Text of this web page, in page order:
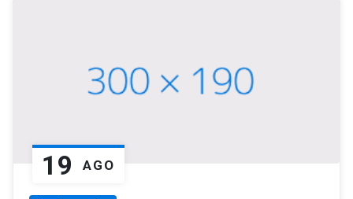
19 AGO